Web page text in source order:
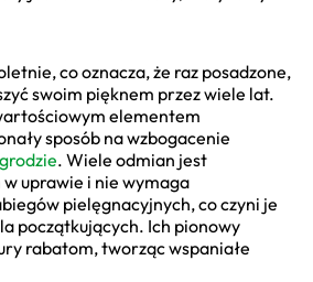
co oznacza, że raz posadzone,
swoim pięknem przez wiele lat.
elementem
sposób na wzbogacenie
. Wiele odmian jest
uprawie i nie wymaga
pielęgnacyjnych, co czyni je
początkujących. Ich pionowy
rabatom, tworząc wspaniałe